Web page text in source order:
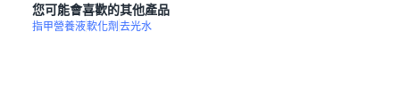
您可能會喜歡的其他產品
指甲營養液軟化劑去光水